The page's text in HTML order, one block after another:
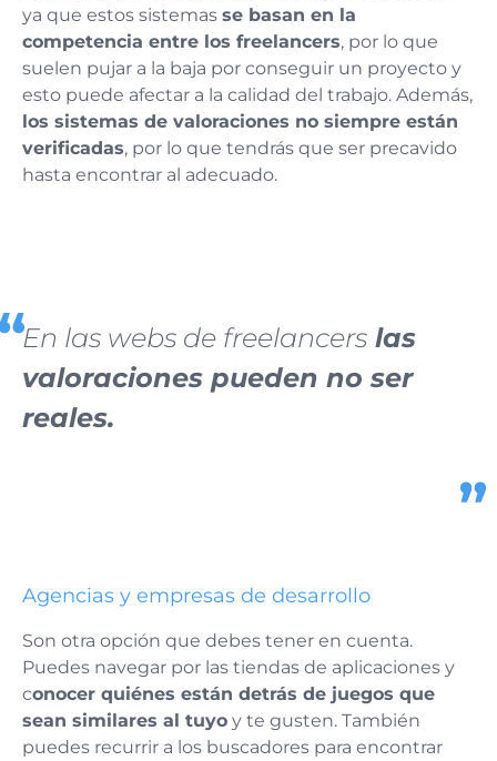
ya que estos sistemas se basan en la
competencia entre los freelancers, por lo que
suelen pujar a la baja por conseguir un proyecto y
esto puede afectar a la calidad del trabajo. Además,
los sistemas de valoraciones no siempre están
verificadas, por lo que tendrás que ser precavido
hasta encontrar al adecuado.
En las webs de freelancers las
valoraciones pueden no ser
reales.
Agencias y empresas de desarrollo
Son otra opción que debes tener en cuenta.
Puedes navegar por las tiendas de aplicaciones y
conocer quiénes están detrás de juegos que
sean similares al tuyo y te gusten. También
puedes recurrir a los buscadores para encontrar